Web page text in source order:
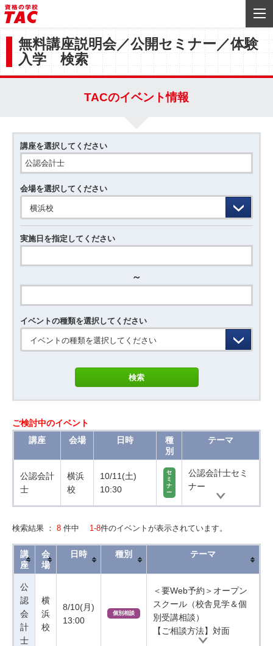
無料講座説明会／公開セミナー／体験
入学 検索
TACのイベント情報
講座を選択してください
会場を選択してください
横浜校
実施日を指定してください
～
イベントの種類を選択してください
イベントの種類を選択してください
ご検討中のイベント
講座
会場 日時
種
別
テーマ
公認会計
士
横浜
校
10/11(土)
10:30
セ
ミ
ナ
ー
公認会計士セミ
ナー
検索結果 ： 8 件中 1-8件のイベントが表示されています。
講
座
会
場
日時 種別 テーマ
公
認
会
計
士
横
浜
校
8/10(月)
13:00
個別相談
＜要Web予約＞オープン
スクール（校舎見学＆個
別受講相談）
【ご相談方法】対面